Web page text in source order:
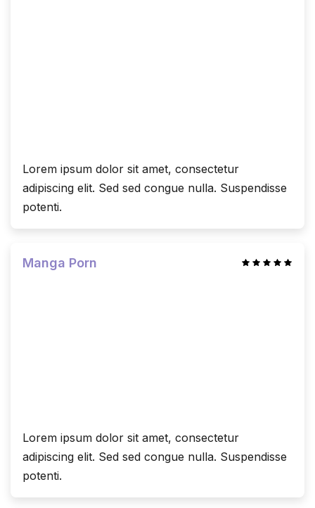
Lorem ipsum dolor sit amet, consectetur
adipiscing elit. Sed sed congue nulla. Suspendisse
potenti.
Manga Porn
Lorem ipsum dolor sit amet, consectetur
adipiscing elit. Sed sed congue nulla. Suspendisse
potenti.